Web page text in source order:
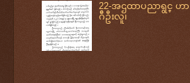
22-အဌထာပညာရွင္ ဟာ
ဂ်ီဦးလူ၊